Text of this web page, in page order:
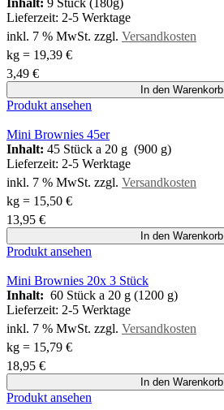
Inhalt: 9 Stück (180g)
Lieferzeit: 2-5 Werktage
inkl. 7 % MwSt. zzgl. Versandkosten
kg = 19,39 €
3,49 €
In den Warenkorb
Produkt ansehen
Mini Brownies 45er
Inhalt: 45 Stück a 20 g (900 g)
Lieferzeit: 2-5 Werktage
inkl. 7 % MwSt. zzgl. Versandkosten
kg = 15,50 €
13,95 €
In den Warenkorb
Produkt ansehen
Mini Brownies 20x 3 Stück
Inhalt: 60 Stück a 20 g (1200 g)
Lieferzeit: 2-5 Werktage
inkl. 7 % MwSt. zzgl. Versandkosten
kg = 15,79 €
18,95 €
In den Warenkorb
Produkt ansehen